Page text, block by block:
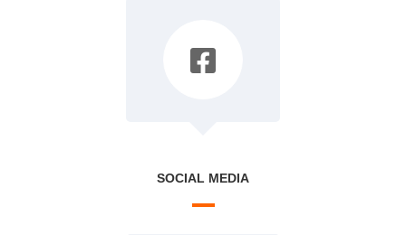
SOCIAL MEDIA